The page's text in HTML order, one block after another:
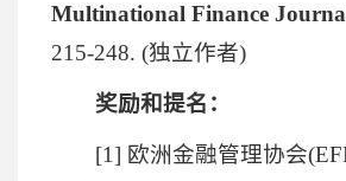
Multinational Finance
215-248. (独立作者)
奖励和提名：
[1] 欧洲金融管理协会